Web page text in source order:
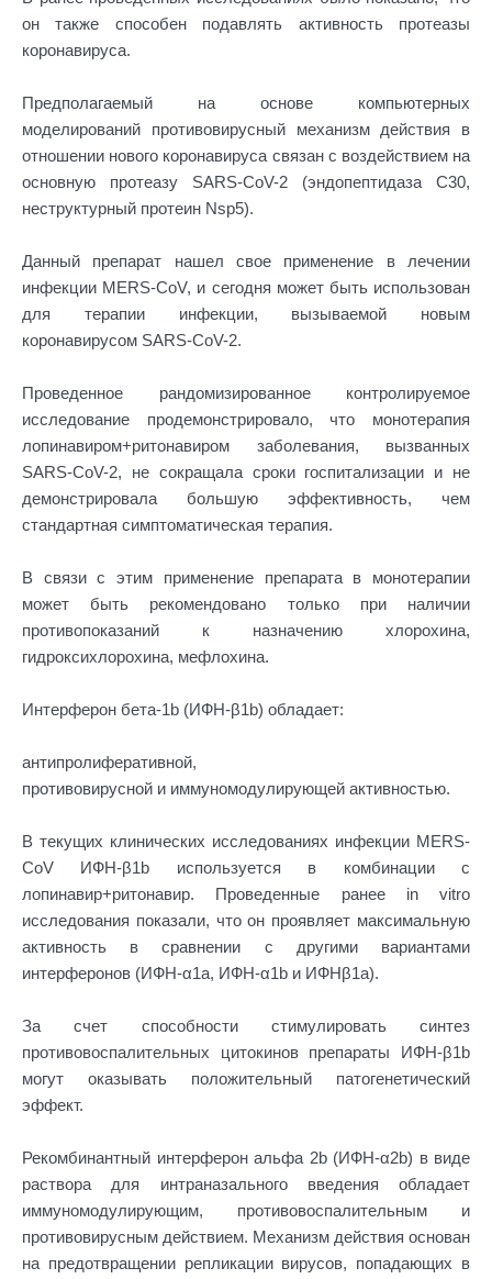
он также способен подавлять активность протеазы
коронавируса.
Предполагаемый на основе компьютерных
моделирований противовирусный механизм действия в
отношении нового коронавируса связан с воздействием на
основную протеазу SARS-CoV-2 (эндопептидаза С30,
неструктурный протеин Nsp5).
Данный препарат нашел свое применение в лечении
инфекции MERS-CoV, и сегодня может быть использован
для терапии инфекции, вызываемой новым
коронавирусом SARS-CoV-2.
Проведенное рандомизированное контролируемое
исследование продемонстрировало, что монотерапия
лопинавиром+ритонавиром заболевания, вызванных
SARS-CoV-2, не сокращала сроки госпитализации и не
демонстрировала большую эффективность, чем
стандартная симптоматическая терапия.
В связи с этим применение препарата в монотерапии
может быть рекомендовано только при наличии
противопоказаний к назначению хлорохина,
гидроксихлорохина, мефлохина.
Интерферон бета-1b (ИФН-β1b) обладает:
антипролиферативной,
противовирусной и иммуномодулирующей активностью.
В текущих клинических исследованиях инфекции MERS-
CoV ИФН-β1b используется в комбинации с
лопинавир+ритонавир. Проведенные ранее in vitro
исследования показали, что он проявляет максимальную
активность в сравнении с другими вариантами
интерферонов (ИФН-α1a, ИФН-α1b и ИФНβ1a).
За счет способности стимулировать синтез
противовоспалительных цитокинов препараты ИФН-β1b
могут оказывать положительный патогенетический
эффект.
Рекомбинантный интерферон альфа 2b (ИФН-α2b) в виде
раствора для интраназального введения обладает
иммуномодулирующим, противовоспалительным и
противовирусным действием. Механизм действия основан
на предотвращении репликации вирусов, попадающих в